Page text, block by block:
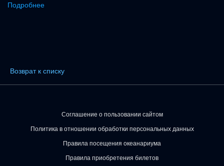
Подробнее
Возврат к списку
Соглашение о пользовании сайтом
Политика в отношении обработки персональных данных
Правила посещения океанариума
Правила приобретения билетов